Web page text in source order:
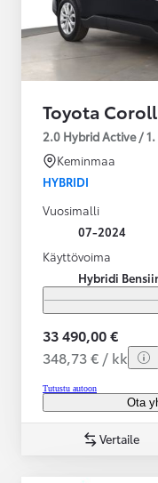
Toyota
2.0 Hybrid Active /
Keminmaa
HYBRIDI
Vuosimalli
07-2024
Käyttövoima
Hybridi
33 490,00 €
348,73 € / kk
Tutustu autoon
Ota
Vertaile